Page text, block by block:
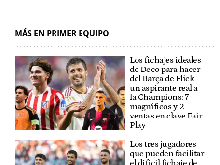
MÁS EN PRIMER EQUIPO
Los fichajes ideales
de Deco para hacer
del Barça de Flick
un aspirante real a
la Champions: 7
magníficos y 2
ventas en clave Fair
Play
Los tres jugadores
que pueden facilitar
el difícil fichaje de